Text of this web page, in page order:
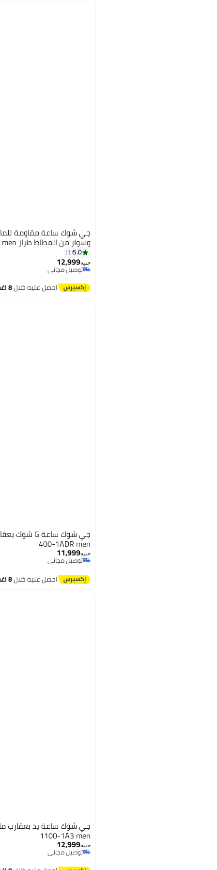
جي شوك ساعة مقاومة
وسوار من المطاط طراز GA-1100-1A3DR men
5.0
1
جنيه12,999
توصيل مجاني
توصيل مجاني
احصل عليه خلال8 اغسطس
400-1ADR men
جنيه11,999
توصيل مجاني
توصيل مجاني
احصل عليه خلال8 اغسطس
1100-1A3 men
جنيه12,999
توصيل مجاني
توصيل مجاني